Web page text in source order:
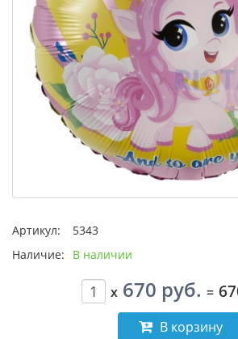
Артикул:
5343
Наличие:
В наличии
x 670 руб. =
В корзину